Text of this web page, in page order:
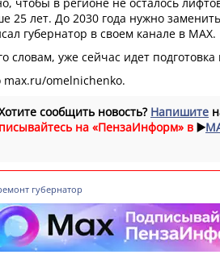
25 лет. До 2030 года нужно
губернатор в своем канале в МАХ.
словам, уже сейчас идет подготовка
max.ru/omelnichenko.
сообщить новость? Напишите
на «ПензаИнформ» в ▶️
губернатор